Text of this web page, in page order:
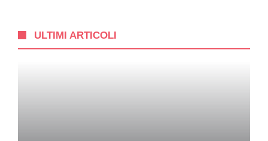
ULTIMI ARTICOLI